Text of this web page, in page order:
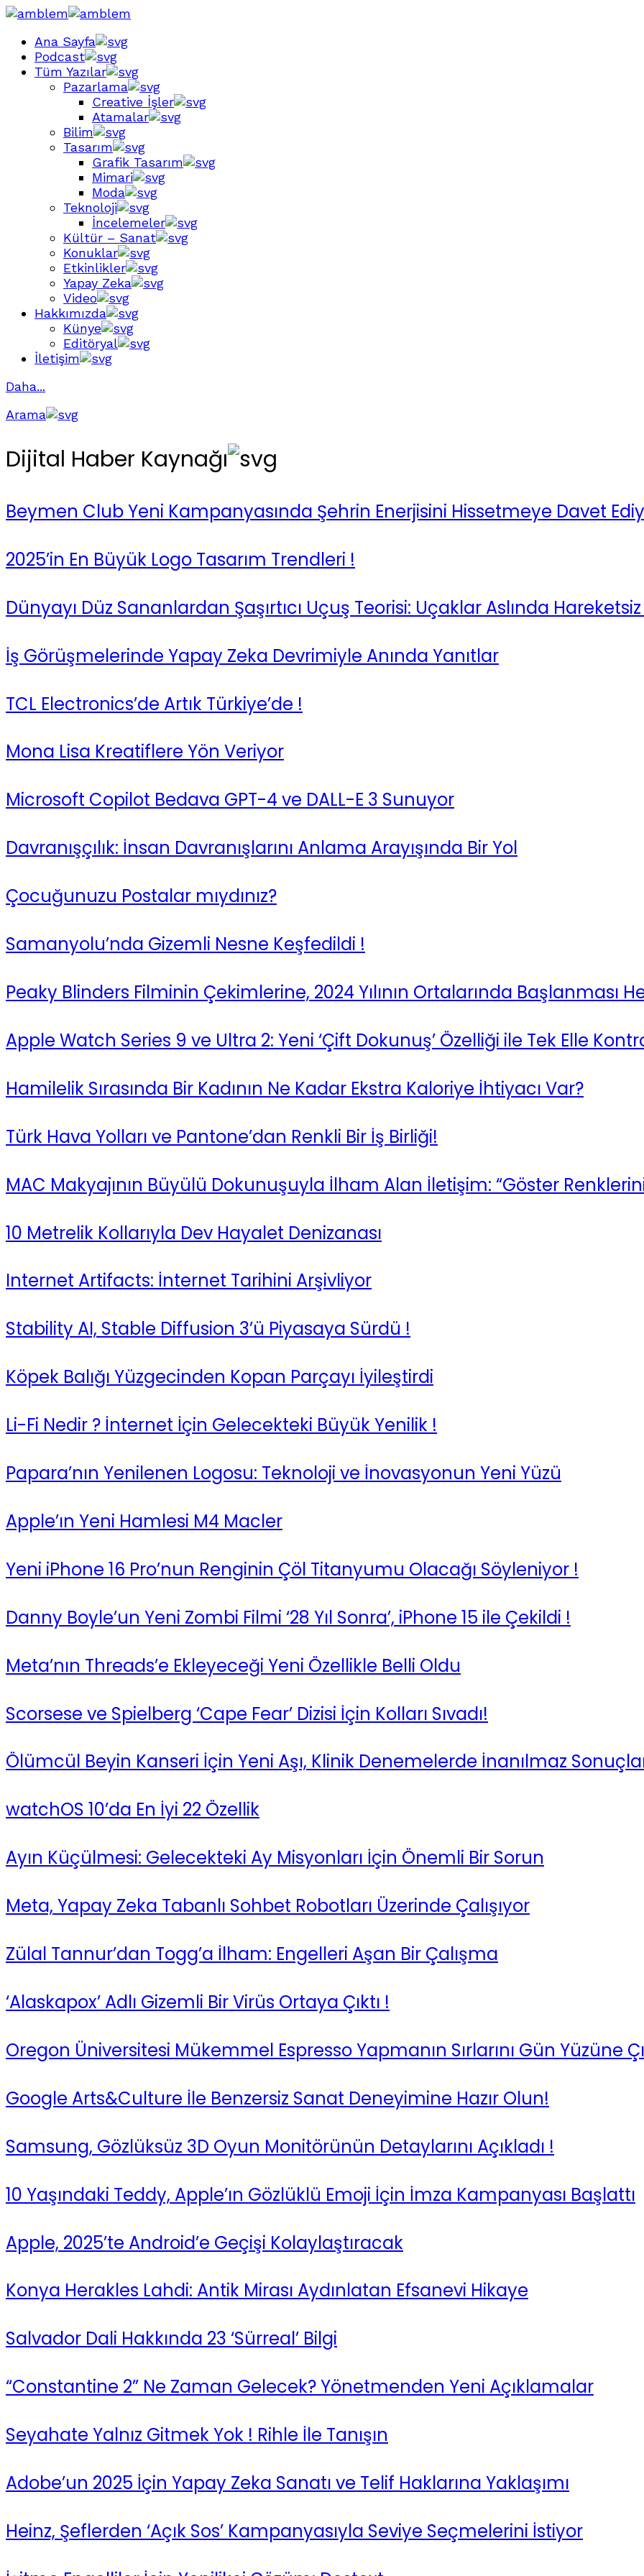
Ana Sayfa
Podcast
Tüm Yazılar
Pazarlama
Creative İşler
Atamalar
Bilim
Tasarım
Grafik Tasarım
Mimari
Moda
Teknoloji
İncelemeler
Kültür – Sanat
Konuklar
Etkinlikler
Yapay Zeka
Video
Hakkımızda
Künye
Editöryal
İletişim
Daha...
Arama
Dijital Haber Kaynağı
Beymen Club Yeni Kampanyasında Şehrin Enerjisini Hissetmeye Davet
2025’in En Büyük Logo Tasarım Trendleri !
Dünyayı Düz Sananlardan Şaşırtıcı Uçuş Teorisi: Uçaklar Aslında
İş Görüşmelerinde Yapay Zeka Devrimiyle Anında Yanıtlar
TCL Electronics’de Artık Türkiye’de !
Mona Lisa Kreatiflere Yön Veriyor
Microsoft Copilot Bedava GPT-4 ve DALL-E 3 Sunuyor
Davranışçılık: İnsan Davranışlarını Anlama Arayışında Bir Yol
Çocuğunuzu Postalar mıydınız?
Samanyolu’nda Gizemli Nesne Keşfedildi !
Peaky Blinders Filminin Çekimlerine, 2024 Yılının Ortalarında Başlanması
Apple Watch Series 9 ve Ultra 2: Yeni ‘Çift Dokunuş’ Özelliği ile Tek Elle
Hamilelik Sırasında Bir Kadının Ne Kadar Ekstra Kaloriye İhtiyacı Var?
Türk Hava Yolları ve Pantone’dan Renkli Bir İş Birliği!
MAC Makyajının Büyülü Dokunuşuyla İlham Alan İletişim: “Göster
10 Metrelik Kollarıyla Dev Hayalet Denizanası
Internet Artifacts: İnternet Tarihini Arşivliyor
Stability AI, Stable Diffusion 3’ü Piyasaya Sürdü !
Köpek Balığı Yüzgecinden Kopan Parçayı İyileştirdi
Li-Fi Nedir ? İnternet İçin Gelecekteki Büyük Yenilik !
Papara’nın Yenilenen Logosu: Teknoloji ve İnovasyonun Yeni Yüzü
Apple’ın Yeni Hamlesi M4 Macler
Yeni iPhone 16 Pro’nun Renginin Çöl Titanyumu Olacağı Söyleniyor !
Danny Boyle’un Yeni Zombi Filmi ‘28 Yıl Sonra’, iPhone 15 ile Çekildi !
Meta’nın Threads’e Ekleyeceği Yeni Özellikle Belli Oldu
Scorsese ve Spielberg ‘Cape Fear’ Dizisi İçin Kolları Sıvadı!
Ölümcül Beyin Kanseri İçin Yeni Aşı, Klinik Denemelerde İnanılmaz
watchOS 10’da En İyi 22 Özellik
Ayın Küçülmesi: Gelecekteki Ay Misyonları İçin Önemli Bir Sorun
Meta, Yapay Zeka Tabanlı Sohbet Robotları Üzerinde Çalışıyor
Zülal Tannur’dan Togg’a İlham: Engelleri Aşan Bir Çalışma
‘Alaskapox’ Adlı Gizemli Bir Virüs Ortaya Çıktı !
Oregon Üniversitesi Mükemmel Espresso Yapmanın Sırlarını Gün Yüzüne
Google Arts&Culture İle Benzersiz Sanat Deneyimine Hazır Olun!
Samsung, Gözlüksüz 3D Oyun Monitörünün Detaylarını Açıkladı !
10 Yaşındaki Teddy, Apple’ın Gözlüklü Emoji İçin İmza Kampanyası Başlattı
Apple, 2025’te Android’e Geçişi Kolaylaştıracak
Konya Herakles Lahdi: Antik Mirası Aydınlatan Efsanevi Hikaye
Salvador Dali Hakkında 23 ‘Sürreal’ Bilgi
“Constantine 2” Ne Zaman Gelecek? Yönetmenden Yeni Açıklamalar
Seyahate Yalnız Gitmek Yok ! Rihle İle Tanışın
Adobe’un 2025 İçin Yapay Zeka Sanatı ve Telif Haklarına Yaklaşımı
Heinz, Şeflerden ‘Açık Sos’ Kampanyasıyla Seviye Seçmelerini İstiyor